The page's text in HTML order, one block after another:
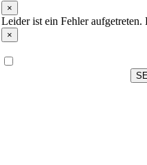
×
Leider ist ein Fehler aufgetreten.
×